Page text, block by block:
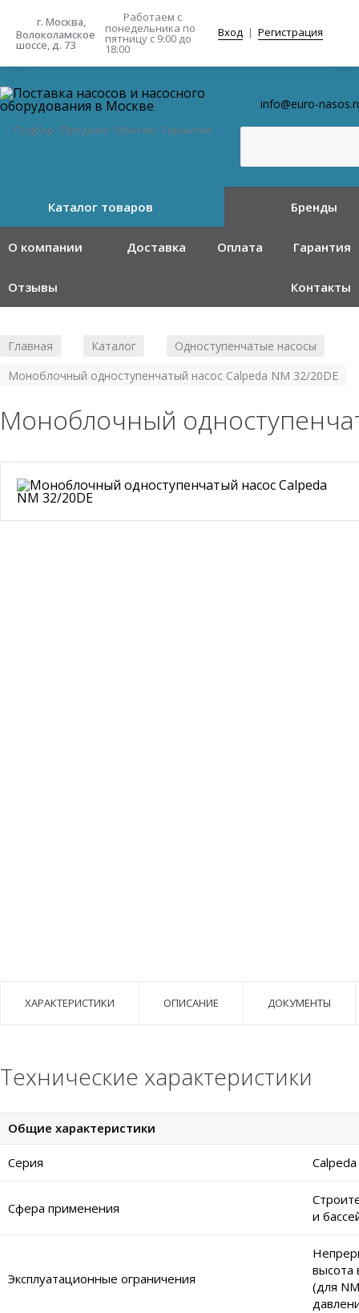
г. Москва,
Волоколамское
шоссе, д. 73
Работаем с
понедельника по
пятницу с 9:00 до
18:00
Вход | Регистрация
Подбор · Продажа · Монтаж · Гарантия
info@euro-
Каталог товаров Бренды
О компании Доставка Оплата Гарантия
Отзывы Контакты
Главная Каталог Одноступенчатые насосы
Моноблочный одноступенчатый насос Calpeda NM 32/20DE
Моноблочный
ХАРАКТЕРИСТИКИ ОПИСАНИЕ ДОКУМЕНТЫ
Технические характеристики
Общие характеристики
Серия
Сфера применения
и
Эксплуатационные ограничения
высота
(для